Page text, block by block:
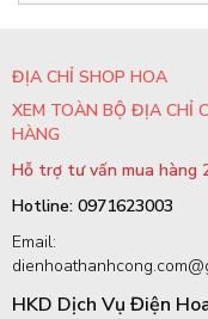
ĐỊA CHỈ SHOP HOA
XEM TOÀN BỘ ĐỊA CHỈ
HÀNG
Hỗ trợ tư vấn mua hàng
Hotline: 0971623003
Email:
HKD Dịch Vụ Điện